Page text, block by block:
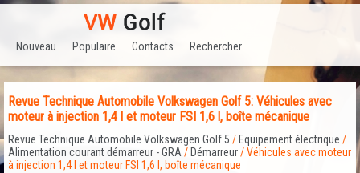
Nouveau Populaire Contacts Rechercher
Revue Technique Automobile Volkswagen Golf 5: Véhicules avec
moteur à injection 1,4 l et moteur FSI 1,6 l, boîte mécanique
Revue Technique Automobile Volkswagen Golf 5 / Equipement électrique /
Alimentation courant démarreur - GRA/ Démarreur/ Véhicules avec moteur
à injection 1,4 l et moteur FSI 1,6 l, boîte mécanique